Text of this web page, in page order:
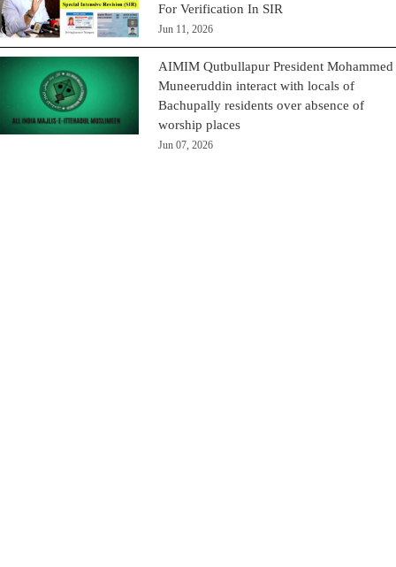
For Verification In SIR
Jun 11, 2026
AIMIM Qutbullapur President Mohammed
Muneeruddin interact with locals of
Bachupally residents over absence of
worship places
Jun 07, 2026